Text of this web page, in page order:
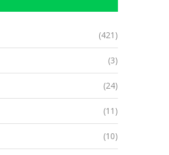
(421)
(3)
(24)
(11)
(10)